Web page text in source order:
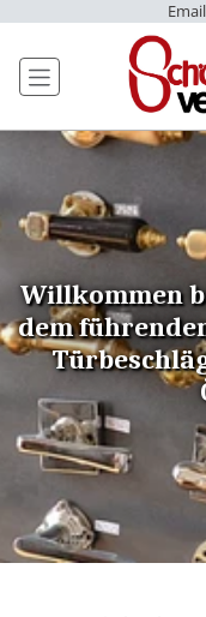
Willkommen
dem